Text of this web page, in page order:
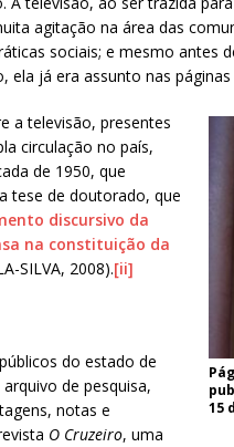
agitação na área das
sociais; e mesmo antes
ela já era assunto nas
15
a televisão, presentes
circulação no país,
de 1950, que
tese de doutorado, que
discursivo da
na constituição da
SILVA, 2008).[ii]
do estado de
de pesquisa,
notas e
O Cruzeiro, uma